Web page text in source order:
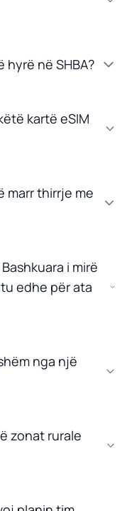
hyrë në SHBA?
kartë eSIM
marr thirrje me
i mirë
edhe për ata
nga një
zonat rurale